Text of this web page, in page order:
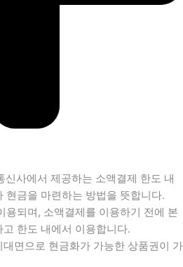
사에서 제공하는 소액결제 한도 내
현금을 마련하는 방법을 뜻합니다.
용되며, 소액결제를 이용하기 전에 본
한도 내에서 이용합니다.
면으로 현금화가 가능한 상품권이 가